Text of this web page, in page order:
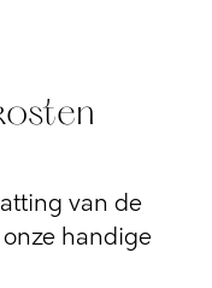
van de
handige